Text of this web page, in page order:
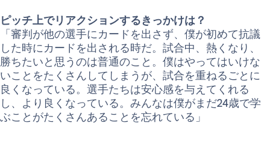
ピッチ上でリアクションするきっかけは？
「審判が他の選手にカードを出さず、僕が初めて抗議
した時にカードを出される時だ。試合中、熱くなり、
勝ちたいと思うのは普通のこと。僕はやってはいけな
いことをたくさんしてしまうが、試合を重ねるごとに
良くなっている。選手たちは安心感を与えてくれる
し、より良くなっている。みんなは僕がまだ24歳で学
ぶことがたくさんあることを忘れている」